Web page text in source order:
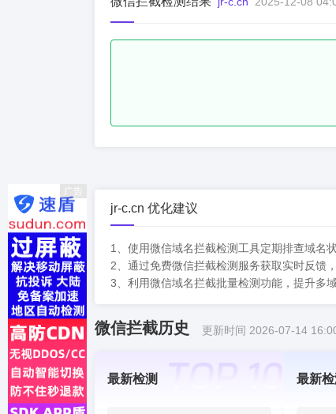
jr-c.cn 优化建议
1、使用微信域名拦截检测工具定期排查域名
2、通过免费微信拦截检测服务获取实时反馈
3、利用微信域名拦截批量检测功能，提升多
微信拦截历史 更新时间 2026-07-14
最新检测 最新检
广告